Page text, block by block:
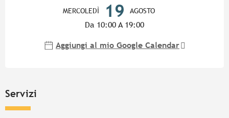
MERCOLEDÌ 19 AGOSTO
Da 10:00 A 19:00
Aggiungi al mio Google Calendar
Servizi